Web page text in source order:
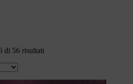
di 56 risultati